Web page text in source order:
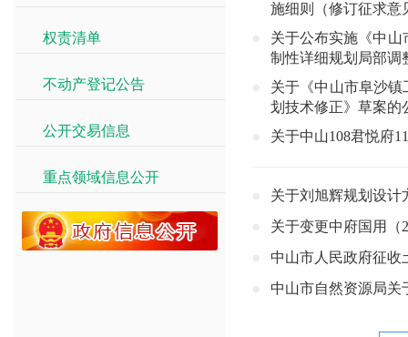
权责清单
不动产登记公告
公开交易信息
重点领域信息公开
施细则（修订征求意
关于公布实施《中山
制性详细规划局部调
关于《中山市阜沙镇
划技术修正》草案的
关于中山108君悦府
关于刘旭辉规划设计
关于变更中府国用（
中山市人民政府征收
中山市自然资源局关